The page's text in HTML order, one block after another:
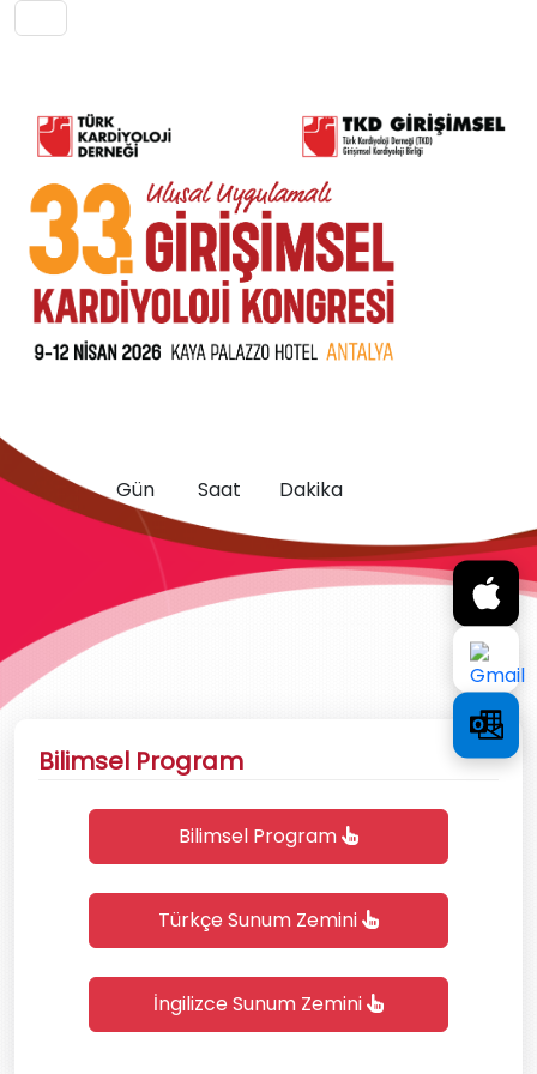
Gün Saat Dakika
Bilimsel Program
Bilimsel Program
Türkçe Sunum Zemini
İngilizce Sunum Zemini